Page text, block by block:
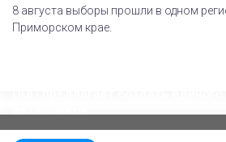
8 августа выборы прошли в одном
Приморском крае.